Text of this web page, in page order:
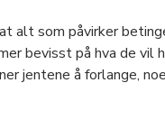
alt som påvirker
bevisst på hva de vil
jentene å forlange,